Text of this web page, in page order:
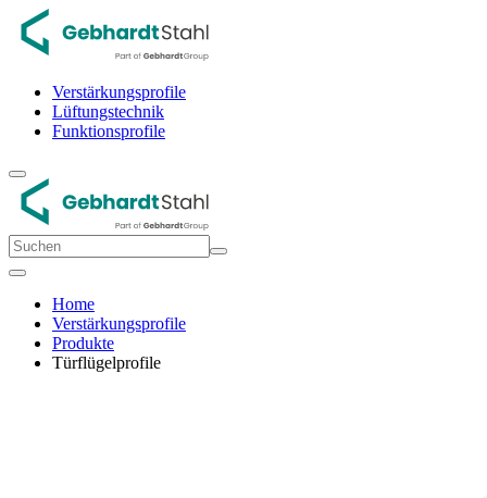
Verstärkungsprofile
Lüftungstechnik
Funktionsprofile
Home
Verstärkungsprofile
Produkte
Türflügelprofile